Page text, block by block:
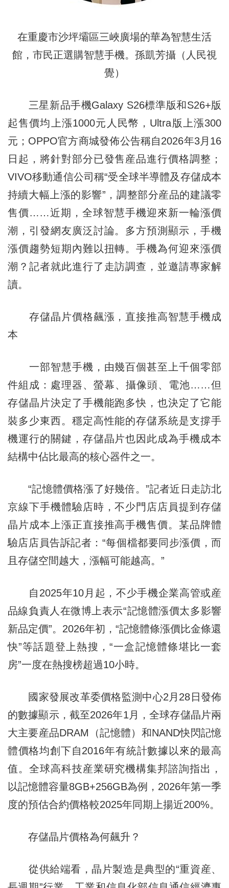
在重慶市沙坪壩區三峽廣場的華為智慧生活
館，市民正選購智慧手機。孫凱芳攝（人民視
覺）
三星新品手機Galaxy S26標準版和S26+版
起售價均上漲1000元人民幣，Ultra版上漲300
元；OPPO官方商城發佈公告稱自2026年3月16
日起，將針對部分已發售産品進行價格調整；
VIVO移動通信公司稱“受全球半導體及存儲成本
持續大幅上漲的影響”，調整部分産品的建議零
售價……近期，全球智慧手機迎來新一輪漲價
潮，引發網友廣泛討論。多方預測顯示，手機
漲價趨勢短期內難以扭轉。手機為何迎來漲價
潮？記者就此進行了走訪調查，並邀請專家解
讀。
存儲晶片價格飆漲，直接推高智慧手機成
本
一部智慧手機，由幾百個甚至上千個零部
件組成：處理器、螢幕、攝像頭、電池……但
存儲晶片決定了手機能跑多快，也決定了它能
裝多少東西。穩定高性能的存儲系統是支撐手
機運行的關鍵，存儲晶片也因此成為手機成本
結構中佔比最高的核心器件之一。
“記憶體價格漲了好幾倍。”記者近日走訪北
京線下手機體驗店時，不少門店店員提到存儲
晶片成本上漲正直接推高手機售價。某品牌體
驗店店員告訴記者：“每個檔都要同步漲價，而
且存儲空間越大，漲幅可能越高。”
自2025年10月起，不少手機企業高管或産
品線負責人在微博上表示“記憶體漲價太多影響
新品定價”。2026年初，“記憶體條漲價比金條還
快”等話題登上熱搜，“一盒記憶體條堪比一套
房”一度在熱搜榜超過10小時。
國家發展改革委價格監測中心2月28日發佈
的數據顯示，截至2026年1月，全球存儲晶片兩
大主要産品DRAM（記憶體）和NAND快閃記憶
體價格均創下自2016年有統計數據以來的最高
值。全球高科技産業研究機構集邦諮詢指出，
以記憶體容量8GB+256GB為例，2026年第一季
度的預估合約價格較2025年同期上揚近200%。
存儲晶片價格為何飆升？
從供給端看，晶片製造是典型的“重資産、